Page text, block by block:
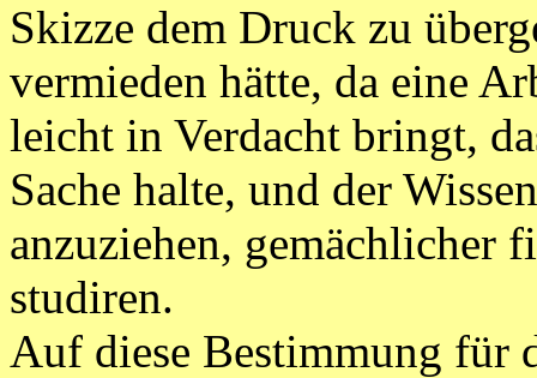
Skizze dem Druck zu
vermieden hätte, da eine
leicht in Verdacht bringt,
Sache halte, und der
anzuziehen, gemächlicher
studiren.
Auf diese Bestimmung für